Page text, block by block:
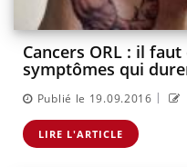
Cancers ORL : il
symptômes qui
Publié le 19.09.2016 |
LIRE L'ARTICLE